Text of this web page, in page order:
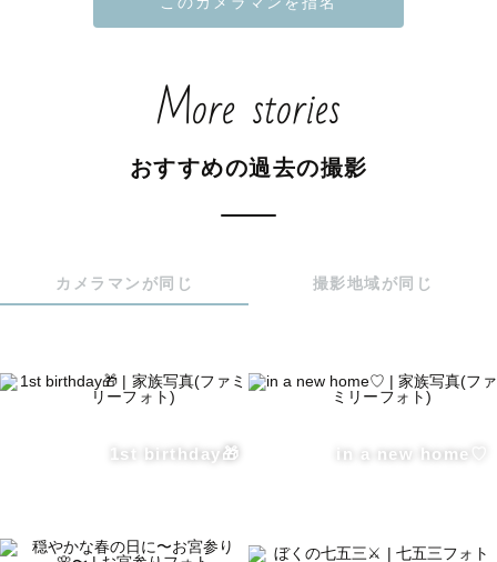
🌷LGBTQ+フレンドリー
〜わたしについて〜
が好きです。
泣いた顔も怒った顔も、どんな姿も残したいと思い、カメ
ラを始めました♡
編み物、刺繍です♡
ーーーーーーーーーーーーーーーーーーーーーーーーーー
More stories
おすすめの過去の撮影
カメラマンが同じ 撮影地域が同じ
1st birthday🎁 in a new home♡